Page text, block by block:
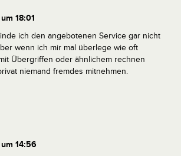
18:01
ich den angebotenen Service gar nicht
wenn ich mir mal überlege wie oft
Übergriffen oder ähnlichem rechnen
niemand fremdes mitnehmen.
14:56